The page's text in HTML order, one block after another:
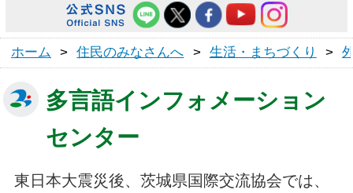
ホーム > 住民のみなさんへ > 生活・まちづくり >
多言語インフォメーション
センター
東日本大震災後、茨城県国際交流協会では、